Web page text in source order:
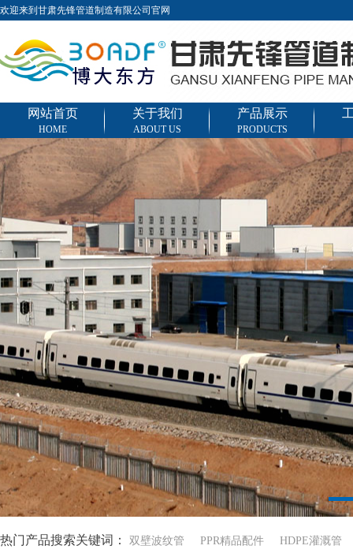
欢迎来到甘肃先锋管道制造有限公司官网
网站首页
HOME
关于我们
ABOUT US
产品展示
PRODUCTS
热门产品搜索关键词： 双壁波纹管 PPR精品配件 HDPE灌溉管